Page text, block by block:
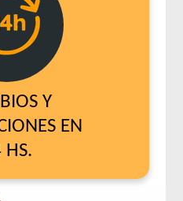
Y
EN
HS.